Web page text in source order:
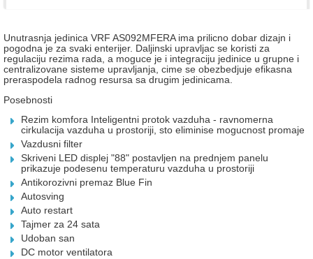
Unutrasnja jedinica VRF AS092MFERA ima prilicno dobar dizajn i
pogodna je za svaki enterijer. Daljinski upravljac se koristi za
regulaciju rezima rada, a moguce je i integraciju jedinice u grupne i
centralizovane sisteme upravljanja, cime se obezbedjuje efikasna
preraspodela radnog resursa sa drugim jedinicama.
Posebnosti
Rezim komfora Inteligentni protok vazduha - ravnomerna
cirkulacija vazduha u prostoriji, sto eliminise mogucnost promaje
Vazdusni filter
Skriveni LED displej "88" postavljen na prednjem panelu
prikazuje podesenu temperaturu vazduha u prostoriji
Antikorozivni premaz Blue Fin
Autosving
Auto restart
Tajmer za 24 sata
Udoban san
DC motor ventilatora